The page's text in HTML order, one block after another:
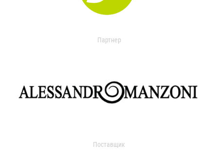
Партнер
Поставщик